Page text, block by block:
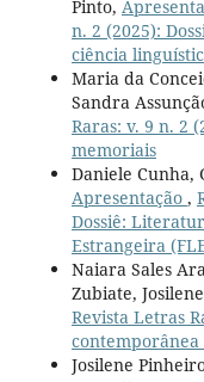
Pinto,
n. 2 (2025):
ciência
Maria da
Sandra
Raras: v. 9 n. 2
memoriais
Daniele Cunha,
Apresentação ,
Dossiê:
Estrangeira
Naiara Sales
Zubiate,
Revista Letras
contemporânea
Josilene